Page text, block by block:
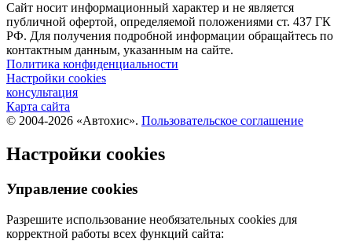
Сайт носит информационный характер и не является
публичной офертой, определяемой положениями ст. 437 ГК
РФ. Для получения подробной информации обращайтесь по
контактным данным, указанным на сайте.
Политика конфиденциальности
Настройки cookies
консультация
Карта сайта
© 2004-2026 «Автохис». Пользовательское соглашение
Настройки cookies
Управление cookies
Разрешите использование необязательных cookies для
корректной работы всех функций сайта: